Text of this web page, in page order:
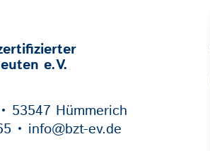
e.V.
53547 Hümmerich
• info@bzt-ev.de